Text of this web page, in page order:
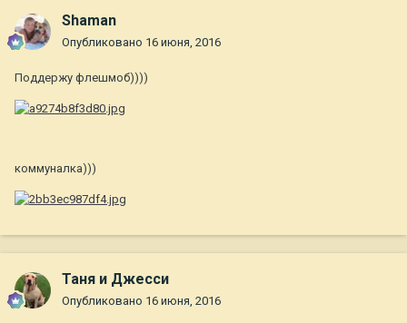
Shaman
Опубликовано 16 июня, 2016
Поддержу флешмоб))))
коммуналка)))
Таня и Джесси
Опубликовано 16 июня, 2016